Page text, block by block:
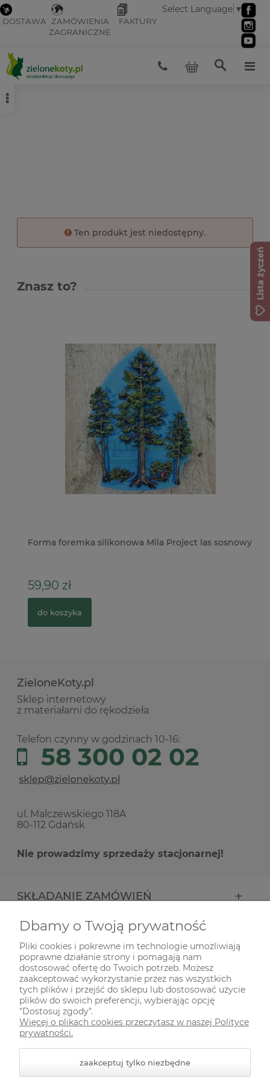
DOSTAWA ZAMÓWIENIA
ZAGRANICZNE
FAKTURY
Select Language ▼
Ten produkt jest niedostępny.
Znasz to?
Forma foremka silikonowa Mila Project las sosnowy
59,90 zł
do koszyka
ZieloneKoty.pl
Sklep internetowy
z materiałami do rękodzieła
Telefon czynny w godzinach 10-16:
58 300 02 02
ul. Malczewskiego 118A
80-112 Gdańsk
Nie prowadzimy sprzedaży stacjonarnej!
SKŁADANIE ZAMÓWIEŃ
INFORMACJE
ODWIEDŹ NAS NA
Dbamy o Twoją prywatność
Pliki cookies i pokrewne im technologie umożliwiają
poprawne działanie strony i pomagają nam
dostosować ofertę do Twoich potrzeb. Możesz
zaakceptować wykorzystanie przez nas wszystkich
tych plików i przejść do sklepu lub dostosować użycie
plików do swoich preferencji, wybierając opcję
"Dostosuj zgody".
Więcej o plikach cookies przeczytasz w naszej Polityce
prywatności.
zaakceptuj tylko niezbędne
Lista życzeń